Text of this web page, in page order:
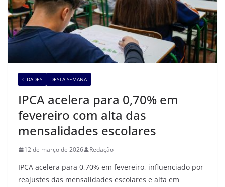
CIDADES DESTA SEMANA
IPCA acelera para 0,70% em
fevereiro com alta das
mensalidades escolares
12 de março de 2026 Redação
IPCA acelera para 0,70% em fevereiro, influenciado por
reajustes das mensalidades escolares e alta em